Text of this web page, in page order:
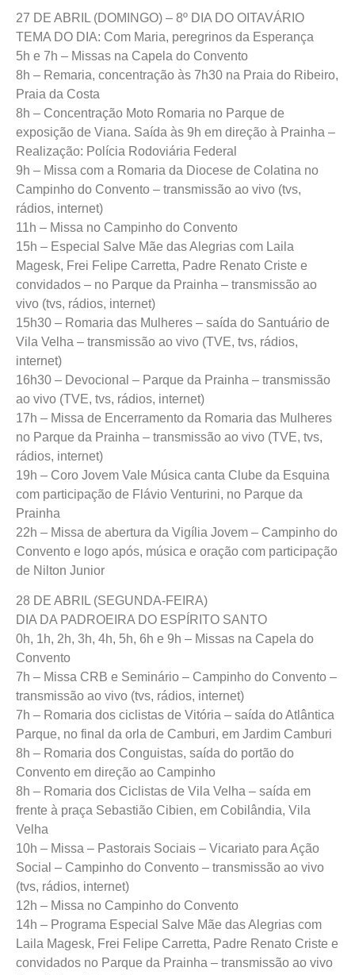
27 DE ABRIL (DOMINGO) – 8º DIA DO OITAVÁRIO
TEMA DO DIA: Com Maria, peregrinos da Esperança
5h e 7h – Missas na Capela do Convento
8h – Remaria, concentração às 7h30 na Praia do Ribeiro,
Praia da Costa
8h – Concentração Moto Romaria no Parque de
exposição de Viana. Saída às 9h em direção à Prainha –
Realização: Polícia Rodoviária Federal
9h – Missa com a Romaria da Diocese de Colatina no
Campinho do Convento – transmissão ao vivo (tvs,
rádios, internet)
11h – Missa no Campinho do Convento
15h – Especial Salve Mãe das Alegrias com Laila
Magesk, Frei Felipe Carretta, Padre Renato Criste e
convidados – no Parque da Prainha – transmissão ao
vivo (tvs, rádios, internet)
15h30 – Romaria das Mulheres – saída do Santuário de
Vila Velha – transmissão ao vivo (TVE, tvs, rádios,
internet)
16h30 – Devocional – Parque da Prainha – transmissão
ao vivo (TVE, tvs, rádios, internet)
17h – Missa de Encerramento da Romaria das Mulheres
no Parque da Prainha – transmissão ao vivo (TVE, tvs,
rádios, internet)
19h – Coro Jovem Vale Música canta Clube da Esquina
com participação de Flávio Venturini, no Parque da
Prainha
22h – Missa de abertura da Vigília Jovem – Campinho do
Convento e logo após, música e oração com participação
de Nilton Junior
28 DE ABRIL (SEGUNDA-FEIRA)
DIA DA PADROEIRA DO ESPÍRITO SANTO
0h, 1h, 2h, 3h, 4h, 5h, 6h e 9h – Missas na Capela do
Convento
7h – Missa CRB e Seminário – Campinho do Convento –
transmissão ao vivo (tvs, rádios, internet)
7h – Romaria dos ciclistas de Vitória – saída do Atlântica
Parque, no final da orla de Camburi, em Jardim Camburi
8h – Romaria dos Conguistas, saída do portão do
Convento em direção ao Campinho
8h – Romaria dos Ciclistas de Vila Velha – saída em
frente à praça Sebastião Cibien, em Cobilândia, Vila
Velha
10h – Missa – Pastorais Sociais – Vicariato para Ação
Social – Campinho do Convento – transmissão ao vivo
(tvs, rádios, internet)
12h – Missa no Campinho do Convento
14h – Programa Especial Salve Mãe das Alegrias com
Laila Magesk, Frei Felipe Carretta, Padre Renato Criste e
convidados no Parque da Prainha – transmissão ao vivo